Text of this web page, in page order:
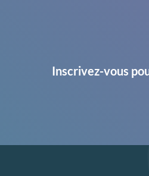
Inscrivez-vous